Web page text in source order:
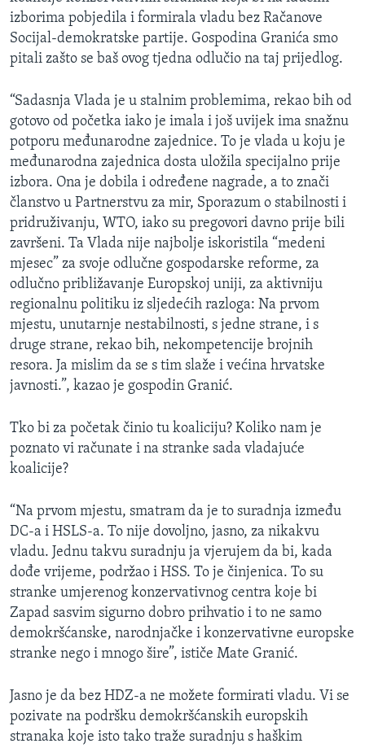
MAGAZIN
O GLASU AMERIKE
Learning English
PRATITE NAS
Jezici
izborima pobjedila i formirala vladu bez Račanove
Socijal-demokratske partije. Gospodina Granića smo
pitali zašto se baš ovog tjedna odlučio na taj prijedlog.
“Sadasnja Vlada je u stalnim problemima, rekao bih od
gotovo od početka iako je imala i još uvijek ima snažnu
potporu međunarodne zajednice. To je vlada u koju je
međunarodna zajednica dosta uložila specijalno prije
izbora. Ona je dobila i određene nagrade, a to znači
članstvo u Partnerstvu za mir, Sporazum o stabilnosti i
pridruživanju, WTO, iako su pregovori davno prije bili
završeni. Ta Vlada nije najbolje iskoristila “medeni
mjesec” za svoje odlučne gospodarske reforme, za
odlučno približavanje Europskoj uniji, za aktivniju
regionalnu politiku iz sljedećih razloga: Na prvom
mjestu, unutarnje nestabilnosti, s jedne strane, i s
druge strane, rekao bih, nekompetencije brojnih
resora. Ja mislim da se s tim slaže i većina hrvatske
javnosti.”, kazao je gospodin Granić.
Tko bi za početak činio tu koaliciju? Koliko nam je
poznato vi računate i na stranke sada vladajuće
koalicije?
“Na prvom mjestu, smatram da je to suradnja između
DC-a i HSLS-a. To nije dovoljno, jasno, za nikakvu
vladu. Jednu takvu suradnju ja vjerujem da bi, kada
dođe vrijeme, podržao i HSS. To je činjenica. To su
stranke umjerenog konzervativnog centra koje bi
Zapad sasvim sigurno dobro prihvatio i to ne samo
demokršćanske, narodnjačke i konzervativne europske
stranke nego i mnogo šire”, ističe Mate Granić.
Jasno je da bez HDZ-a ne možete formirati vladu. Vi se
pozivate na podršku demokršćanskih europskih
stranaka koje isto tako traže suradnju s haškim